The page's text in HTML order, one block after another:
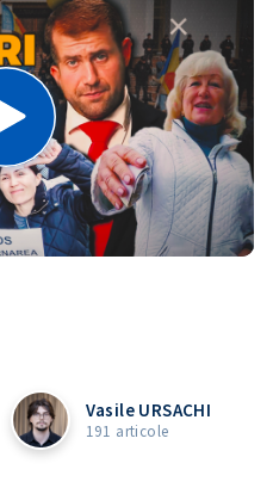
Vasile URSACHI
191 articole